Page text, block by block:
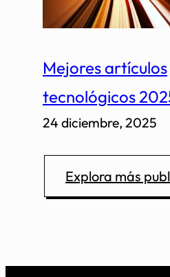
Mejores artículos
tecnológicos
24 diciembre, 2025
Explora más